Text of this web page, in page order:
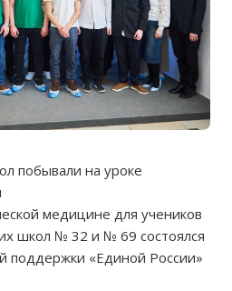
побывали на уроке
медицине для учеников
школ № 32 и № 69 состоялся
«Единой России»